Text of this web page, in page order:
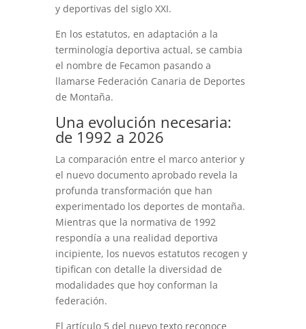
y deportivas del siglo XXI.
En los estatutos, en adaptación a la
terminología deportiva actual, se cambia
el nombre de Fecamon pasando a
llamarse Federación Canaria de Deportes
de Montaña.
Una evolución necesaria:
de 1992 a 2026
La comparación entre el marco anterior y
el nuevo documento aprobado revela la
profunda transformación que han
experimentado los deportes de montaña.
Mientras que la normativa de 1992
respondía a una realidad deportiva
incipiente, los nuevos estatutos recogen y
tipifican con detalle la diversidad de
modalidades que hoy conforman la
federación.
El artículo 5 del nuevo texto reconoce